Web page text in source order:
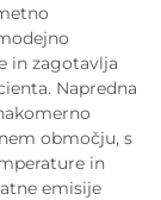
in zagotavlja
Napredna
območju, s
in
emisije